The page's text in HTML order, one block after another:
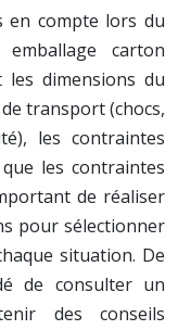
en compte lors du
carton
dimensions du
transport (chocs,
les contraintes
les contraintes
de réaliser
pour sélectionner
situation. De
de consulter un
des conseils